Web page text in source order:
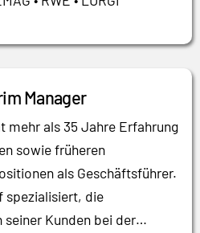
Manager
mehr als 35 Jahre Erfahrung
sowie früheren
als Geschäftsführer.
spezialisiert, die
Kunden bei der